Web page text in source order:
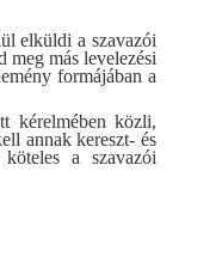
elküldi a szavazói
meg más levelezési
formájában a
kérelmében közli,
annak kereszt- és
a szavazói